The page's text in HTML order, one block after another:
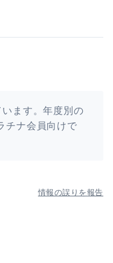
ます。年度別の
チナ会員向けで
情報の誤りを報告